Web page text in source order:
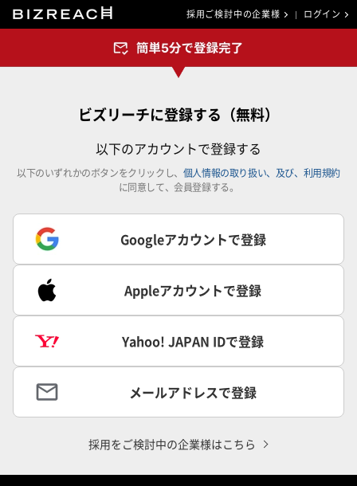
採用ご検討中の企業様 ログイン
ビズリーチに登録する（無料）
以下のアカウントで登録する
以下のいずれかのボタンをクリックし、 個人情報の取り扱い、及び、利用規約
に同意して、会員登録する。
Googleアカウントで登録
Appleアカウントで登録
Yahoo! JAPAN IDで登録
メールアドレスで登録
採用をご検討中の企業様はこちら